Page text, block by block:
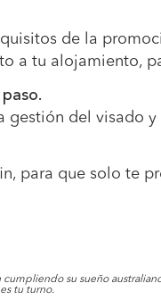
de la
a tu alojamiento,
gestión del visado
para que solo te
su sueño
tu turno.